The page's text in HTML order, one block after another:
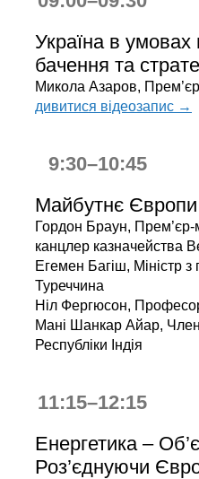
Україна в
бачення та
Микола Азаров,
дивитися відеозапис →
9:30–10:45
Майбутнє Європи
Гордон Браун, Прем’єр-
канцлер казначейства
Егемен Багіш, Міністр
Туреччина
Ніл Фергюсон, Професор
Мані Шанкар Айар,
Республіки Індія
11:15–12:15
Енергетика –
Роз’єднуючи